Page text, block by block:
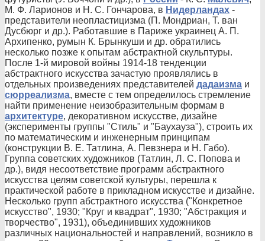
М. Ф. Ларионов и Н. С. Гончарова, в Нидерландах -
представители неопластицизма (П. Мондриан, Т. ван
Дусбюрг и др.). Работавшие в Париже украинец А. П.
Архипенко, румын К. Брынкуши и др. обратились
несколько позже к опытам абстрактной скульптуры.
После 1-й мировой войны 1914-18 тенденции
абстрактного искусства зачастую проявлялись в
отдельных произведениях представителей дадаизма и
сюрреализма, вместе с тем определилось стремление
найти применение неизобразительным формам в
архитектуре, декоративном искусстве, дизайне
(эксперименты группы "Стиль" и "Баухауза"), строить их
по математическим и инженерным принципам
(конструкции В. Е. Татлина, А. Певзнера и Н. Габо).
Группа советских художников (Татлин, Л. С. Попова и
др.), видя несоответствие программ абстрактного
искусства целям советской культуры, перешла к
практической работе в прикладном искусстве и дизайне.
Несколько групп абстрактного искусства ("Конкретное
искусство", 1930; "Круг и квадрат", 1930; "Абстракция и
творчество", 1931), объединивших художников
различных национальностей и направлений, возникло в